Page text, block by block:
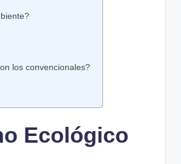
los convencionales?
Ecológico